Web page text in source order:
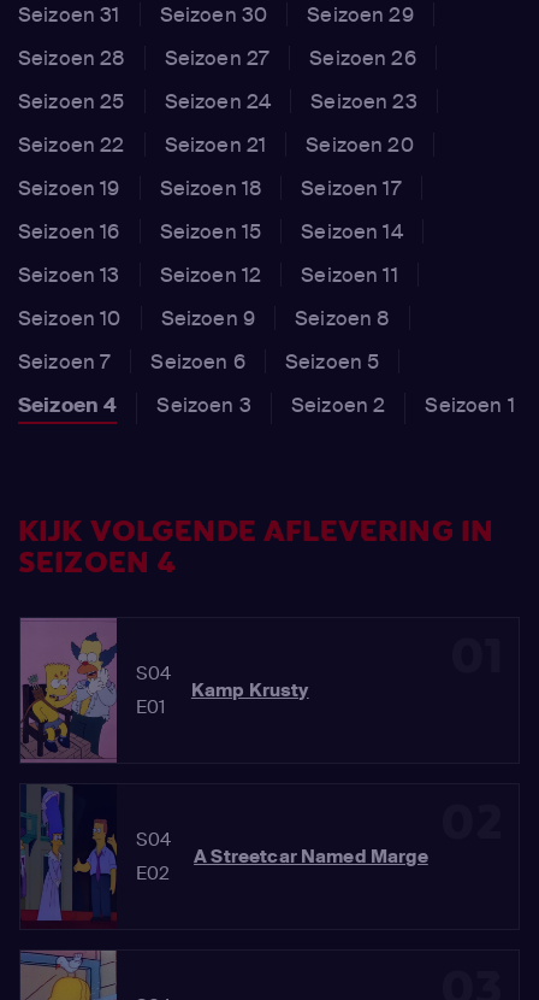
Seizoen 31
Seizoen 30
Seizoen 29
Seizoen 28
Seizoen 27
Seizoen 26
Seizoen 25
Seizoen 24
Seizoen 23
Seizoen 22
Seizoen 21
Seizoen 20
Seizoen 19
Seizoen 18
Seizoen 17
Seizoen 16
Seizoen 15
Seizoen 14
Seizoen 13
Seizoen 12
Seizoen 11
Seizoen 10
Seizoen 9
Seizoen 8
Seizoen 7
Seizoen 6
Seizoen 5
Seizoen 4
Seizoen 3 Seizoen 2 Seizoen 1
KIJK VOLGENDE AFLEVERING IN
SEIZOEN 4
S04
E01
Kamp Krusty
S04
E02
A Streetcar Named Marge